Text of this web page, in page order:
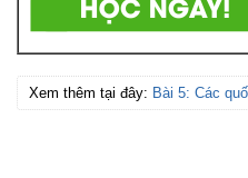
Xem thêm tại đây: Bài 5: Các